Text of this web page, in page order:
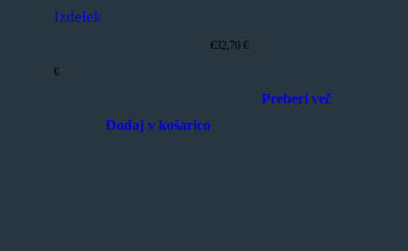
Izdelek
€
Dodaj v košarico
€32,70 €
Preberi več